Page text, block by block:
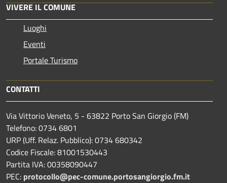
VIVERE IL COMUNE
Luoghi
Eventi
Portale Turismo
CONTATTI
Via Vittorio Veneto, 5 - 63822 Porto San Giorgio (FM)
Telefono: 0734 6801
URP (Uff. Relaz. Pubblico): 0734 680342
Codice Fiscale: 81001530443
Partita IVA: 00358090447
PEC: protocollo@pec-comune.portosangiorgio.fm.it